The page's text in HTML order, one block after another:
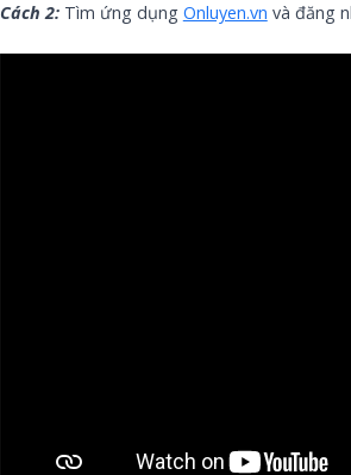
Cách 2:Tìm ứng dụng Onluyen.vn và đăng